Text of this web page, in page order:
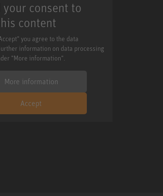
your consent to
content
you agree to the data
information on data processing
"More information".
More information
Accept